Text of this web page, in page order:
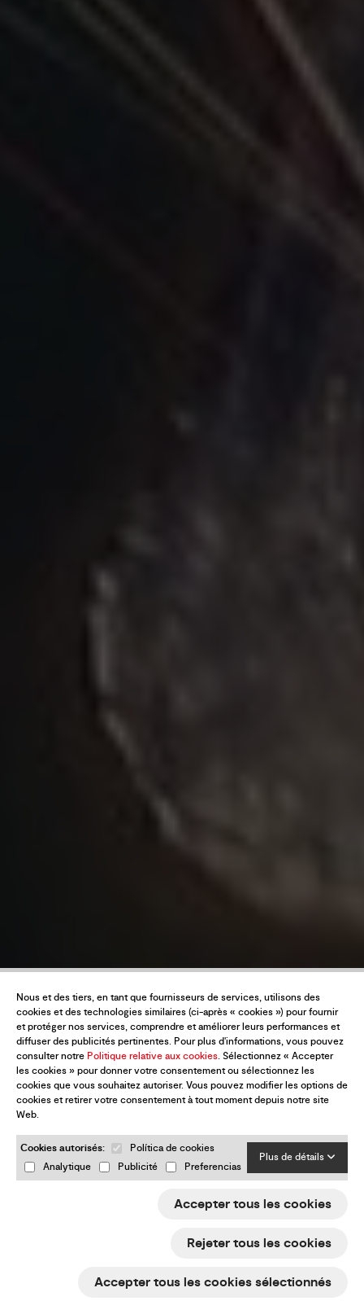
Nous et des tiers, en tant que fournisseurs de services, utilisons des
cookies et des technologies similaires (ci-après « cookies ») pour fournir
et protéger nos services, comprendre et améliorer leurs performances et
diffuser des publicités pertinentes. Pour plus d'informations, vous pouvez
consulter notre Politique relative aux cookies. Sélectionnez « Accepter
les cookies » pour donner votre consentement ou sélectionnez les
cookies que vous souhaitez autoriser. Vous pouvez modifier les options de
cookies et retirer votre consentement à tout moment depuis notre site
Web.
Cookies autorisés:
Política de cookies
Analytique
Publicité Preferencias
Plus de détails
Accepter tous les cookies
Rejeter tous les cookies
Accepter tous les cookies sélectionnés